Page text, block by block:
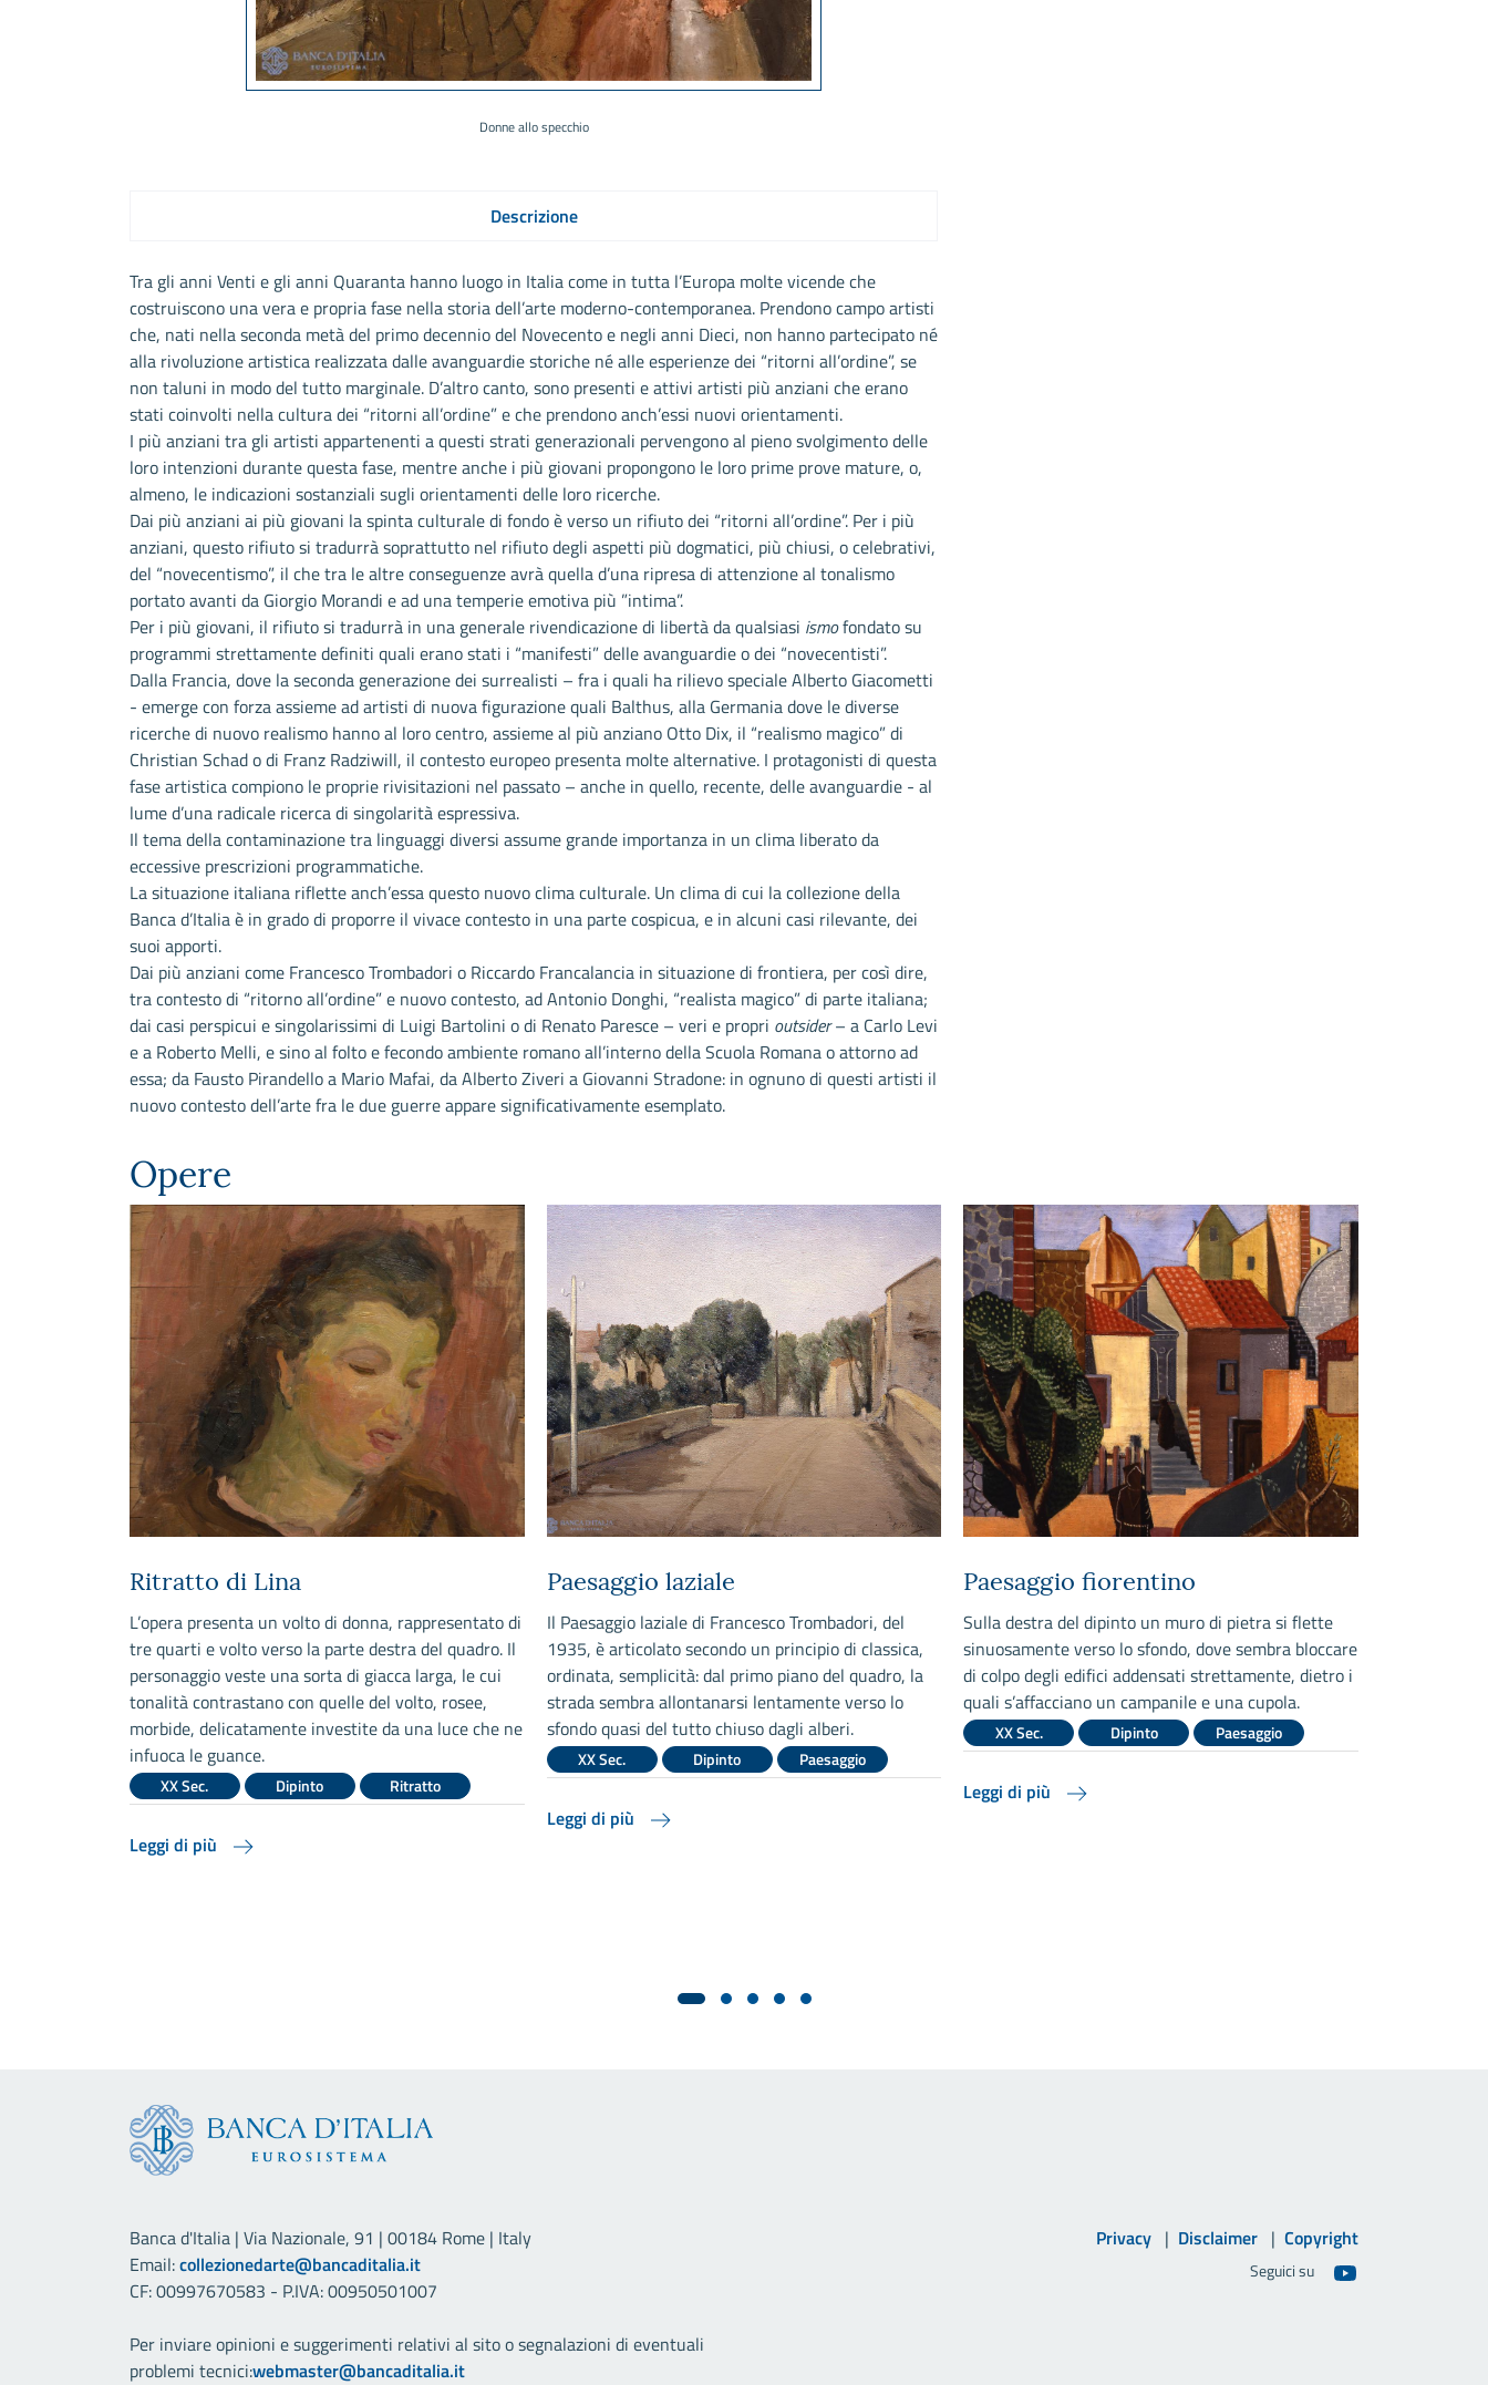
Donne allo specchio
Descrizione
Tra gli anni Venti e gli anni Quaranta hanno luogo in Italia come in tutta l’Europa molte vicende che
costruiscono una vera e propria fase nella storia dell’arte moderno-contemporanea. Prendono campo artisti
che, nati nella seconda metà del primo decennio del Novecento e negli anni Dieci, non hanno partecipato né
alla rivoluzione artistica realizzata dalle avanguardie storiche né alle esperienze dei “ritorni all’ordine”, se
non taluni in modo del tutto marginale. D’altro canto, sono presenti e attivi artisti più anziani che erano
stati coinvolti nella cultura dei “ritorni all’ordine” e che prendono anch’essi nuovi orientamenti.
I più anziani tra gli artisti appartenenti a questi strati generazionali pervengono al pieno svolgimento delle
loro intenzioni durante questa fase, mentre anche i più giovani propongono le loro prime prove mature, o,
almeno, le indicazioni sostanziali sugli orientamenti delle loro ricerche.
Dai più anziani ai più giovani la spinta culturale di fondo è verso un rifiuto dei “ritorni all’ordine”. Per i più
anziani, questo rifiuto si tradurrà soprattutto nel rifiuto degli aspetti più dogmatici, più chiusi, o celebrativi,
del “novecentismo”, il che tra le altre conseguenze avrà quella d’una ripresa di attenzione al tonalismo
portato avanti da Giorgio Morandi e ad una temperie emotiva più ”intima”.
Per i più giovani, il rifiuto si tradurrà in una generale rivendicazione di libertà da qualsiasi ismofondato su
programmi strettamente definiti quali erano stati i “manifesti” delle avanguardie o dei “novecentisti”.
Dalla Francia, dove la seconda generazione dei surrealisti – fra i quali ha rilievo speciale Alberto Giacometti
- emerge con forza assieme ad artisti di nuova figurazione quali Balthus, alla Germania dove le diverse
ricerche di nuovo realismo hanno al loro centro, assieme al più anziano Otto Dix, il “realismo magico” di
Christian Schad o di Franz Radziwill, il contesto europeo presenta molte alternative. I protagonisti di questa
fase artistica compiono le proprie rivisitazioni nel passato – anche in quello, recente, delle avanguardie - al
lume d’una radicale ricerca di singolarità espressiva.
Il tema della contaminazione tra linguaggi diversi assume grande importanza in un clima liberato da
eccessive prescrizioni programmatiche.
La situazione italiana riflette anch’essa questo nuovo clima culturale. Un clima di cui la collezione della
Banca d’Italia è in grado di proporre il vivace contesto in una parte cospicua, e in alcuni casi rilevante, dei
suoi apporti.
Dai più anziani come Francesco Trombadori o Riccardo Francalancia in situazione di frontiera, per così dire,
tra contesto di “ritorno all’ordine” e nuovo contesto, ad Antonio Donghi, “realista magico” di parte italiana;
dai casi perspicui e singolarissimi di Luigi Bartolini o di Renato Paresce – veri e propri outsider– a Carlo Levi
e a Roberto Melli, e sino al folto e fecondo ambiente romano all’interno della Scuola Romana o attorno ad
essa; da Fausto Pirandello a Mario Mafai, da Alberto Ziveri a Giovanni Stradone: in ognuno di questi artisti il
nuovo contesto dell’arte fra le due guerre appare significativamente esemplato.
Opere
Ritratto di Lina
L’opera presenta un volto di donna, rappresentato di
tre quarti e volto verso la parte destra del quadro. Il
personaggio veste una sorta di giacca larga, le cui
tonalità contrastano con quelle del volto, rosee,
morbide, delicatamente investite da una luce che ne
infuoca le guance.
XX Sec. Dipinto Ritratto
Leggi di più
Paesaggio laziale
Il Paesaggio laziale di Francesco Trombadori, del
1935, è articolato secondo un principio di classica,
ordinata, semplicità: dal primo piano del quadro, la
strada sembra allontanarsi lentamente verso lo
sfondo quasi del tutto chiuso dagli alberi.
XX Sec. Dipinto Paesaggio
Leggi di più
Paesaggio fiorentino
Sulla destra del dipinto un muro di pietra si flette
sinuosamente verso lo sfondo, dove sembra bloccare
di colpo degli edifici addensati strettamente, dietro i
quali s’affacciano un campanile e una cupola.
XX Sec. Dipinto Paesaggio
Leggi di più
Banca d'Italia | Via Nazionale, 91 | 00184 Rome | Italy
Email:collezionedarte@bancaditalia.it
CF: 00997670583 - P.IVA: 00950501007
Per inviare opinioni e suggerimenti relativi al sito o segnalazioni di eventuali
problemi tecnici:webmaster@bancaditalia.it
Privacy Disclaimer Copyright
Seguici su